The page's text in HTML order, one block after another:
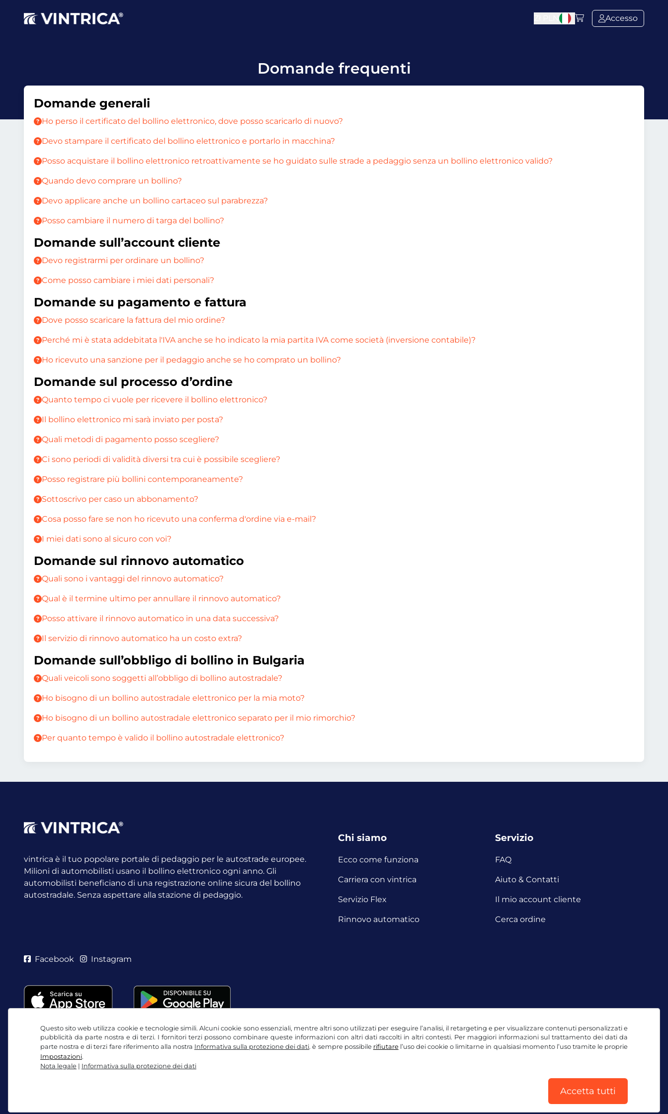
Questo sito web utilizza cookie e tecnologie simili. Alcuni cookie sono essenziali, mentre altri sono utilizzati per eseguire l’analisi, il retargeting e per visualizzare contenuti personalizzati e
pubblicità da parte nostra e di terzi. I fornitori terzi possono combinare queste informazioni con altri dati raccolti in altri contesti. Per maggiori informazioni sul trattamento dei dati da
parte nostra e di terzi fare riferimento alla nostra Informativa sulla protezione dei dati. è sempre possibile rifiutarel’uso dei cookie o limitarne in qualsiasi momento l’uso tramite le proprie
Impostazioni.
Nota legale | Informativa sulla protezione dei dati
Accetta tutti
Accesso
Domande frequenti
Domande generali
Ho perso il certificato del bollino elettronico, dove posso scaricarlo di nuovo?
Devo stampare il certificato del bollino elettronico e portarlo in macchina?
Posso acquistare il bollino elettronico retroattivamente se ho guidato sulle strade a pedaggio senza un bollino elettronico valido?
Quando devo comprare un bollino?
Devo applicare anche un bollino cartaceo sul parabrezza?
Posso cambiare il numero di targa del bollino?
Domande sull’account cliente
Devo registrarmi per ordinare un bollino?
Come posso cambiare i miei dati personali?
Domande su pagamento e fattura
Dove posso scaricare la fattura del mio ordine?
Perché mi è stata addebitata l'IVA anche se ho indicato la mia partita IVA come società (inversione contabile)?
Ho ricevuto una sanzione per il pedaggio anche se ho comprato un bollino?
Domande sul processo d’ordine
Quanto tempo ci vuole per ricevere il bollino elettronico?
Il bollino elettronico mi sarà inviato per posta?
Quali metodi di pagamento posso scegliere?
Ci sono periodi di validità diversi tra cui è possibile scegliere?
Posso registrare più bollini contemporaneamente?
Sottoscrivo per caso un abbonamento?
Cosa posso fare se non ho ricevuto una conferma d'ordine via e-mail?
I miei dati sono al sicuro con voi?
Domande sul rinnovo automatico
Quali sono i vantaggi del rinnovo automatico?
Qual è il termine ultimo per annullare il rinnovo automatico?
Posso attivare il rinnovo automatico in una data successiva?
Il servizio di rinnovo automatico ha un costo extra?
Domande sull’obbligo di bollino in Bulgaria
Quali veicoli sono soggetti all’obbligo di bollino autostradale?
Ho bisogno di un bollino autostradale elettronico per la mia moto?
Ho bisogno di un bollino autostradale elettronico separato per il mio rimorchio?
Per quanto tempo è valido il bollino autostradale elettronico?
vintrica è il tuo popolare portale di pedaggio per le autostrade europee.
Milioni di automobilisti usano il bollino elettronico ogni anno. Gli
automobilisti beneficiano di una registrazione online sicura del bollino
autostradale. Senza aspettare alla stazione di pedaggio.
Chi siamo
Ecco come funziona
Carriera con vintrica
Servizio Flex
Rinnovo automatico
Servizio
FAQ
Aiuto & Contatti
Il mio account cliente
Cerca ordine
Facebook Instagram